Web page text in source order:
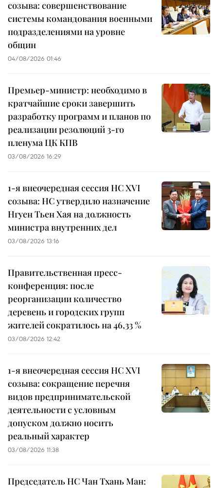
созыва: совершенствование
системы командования военными
подразделениями на уровне
общин
04/08/2026 01:46
Премьер-министр: необходимо в
кратчайшие сроки завершить
разработку программ и планов по
реализации резолюций 3-го
пленума ЦК КПВ
03/08/2026 16:29
1-я внеочередная сессия НС XVI
созыва: НС утвердило назначение
Нгуен Тьен Хая на должность
министра внутренних дел
03/08/2026 13:16
Правительственная пресс-
конференция: после
реорганизации количество
деревень и городских групп
жителей сократилось на 46,33 %
03/08/2026 12:42
1-я внеочередная сессия НС XVI
созыва: сокращение перечня
видов предпринимательской
деятельности с условным
допуском должно носить
реальный характер
03/08/2026 11:38
Председатель НС Чан Тхань Ман: